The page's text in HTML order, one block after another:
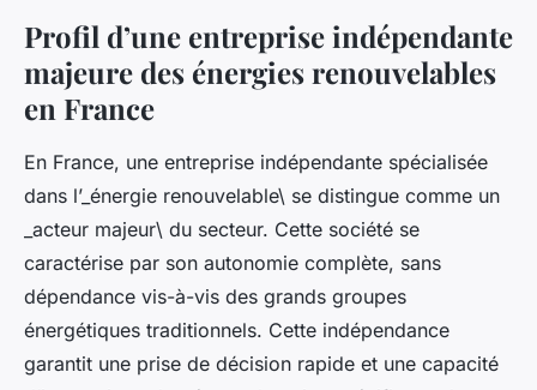
Profil d’une entreprise indépendante
majeure des énergies renouvelables
en France
En France, une entreprise indépendante spécialisée
dans l’_énergie renouvelable\ se distingue comme un
_acteur majeur\ du secteur. Cette société se
caractérise par son autonomie complète, sans
dépendance vis-à-vis des grands groupes
énergétiques traditionnels. Cette indépendance
garantit une prise de décision rapide et une capacité